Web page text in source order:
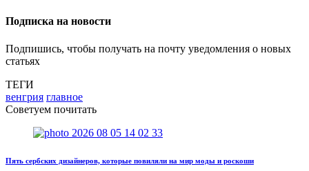
Подписка на новости
Подпишись, чтобы получать на почту уведомления о новых
статьях
ТЕГИ
венгрия главное
Советуем почитать
Пять сербских дизайнеров, которые повиляли на мир моды и роскоши